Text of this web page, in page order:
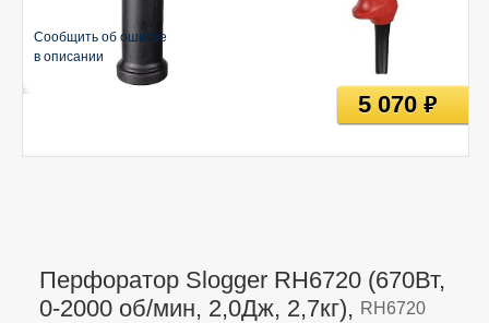
Перфоратор Slogger RH6720 (670Вт,
0-2000 об/мин, 2,0Дж, 2,7кг), RH6720
Сообщить об ошибке
в описании
5 070руб